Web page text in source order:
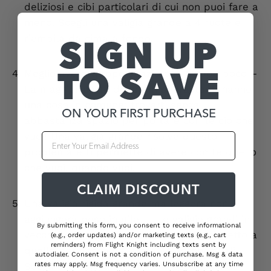
deliziosi e cibi particolari di cui non puoi fare a
Meglio avere troppo spazio che troppo poco
–
La maggior parte dei punti soprastanti hanno
abbastanza spazio per portare con te ciò che
vuoi! Una valigia grande risolve questo
problema e ti permette di avere con te quello
Una valigia rigida grande ma leggera non
vecchio stile aggiungono molto peso rispetto a
quello permesso dalle regole aeroportuali.
Scegli una valigia rigida ma leggera così da
SIGN UP
TO SAVE
ON YOUR FIRST PURCHASE
Email Address
CLAIM DISCOUNT
By submitting this form, you consent to receive informational
(e.g., order updates) and/or marketing texts (e.g., cart
reminders) from Flight Knight including texts sent by
autodialer. Consent is not a condition of purchase. Msg & data
rates may apply. Msg frequency varies. Unsubscribe at any time